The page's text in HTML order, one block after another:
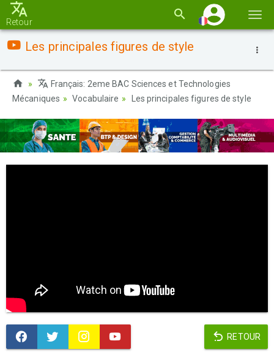
la
Retour
Les principales figures de style
Français: 2eme BAC Sciences et Technologies
Mécaniques
Vocabulaire Les principales figures de style
RETOUR